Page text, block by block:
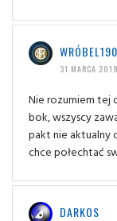
31 MARCA
Nie rozumiem tej
bok, wszyscy
pakt nie aktualny
chce połechtać
DARKOS